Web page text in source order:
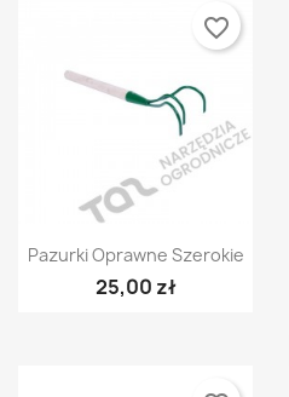
Utwórz listę
Zaloguj się
Szybki podgląd
Pazurki Oprawne Szerokie
25,00 zł
favorite_border